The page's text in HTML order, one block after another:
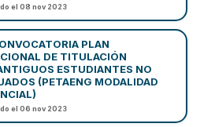
el 08 nov 2023
PLAN
DE TITULACIÓN
ESTUDIANTES NO
(PETAENG MODALIDAD
el 06 nov 2023